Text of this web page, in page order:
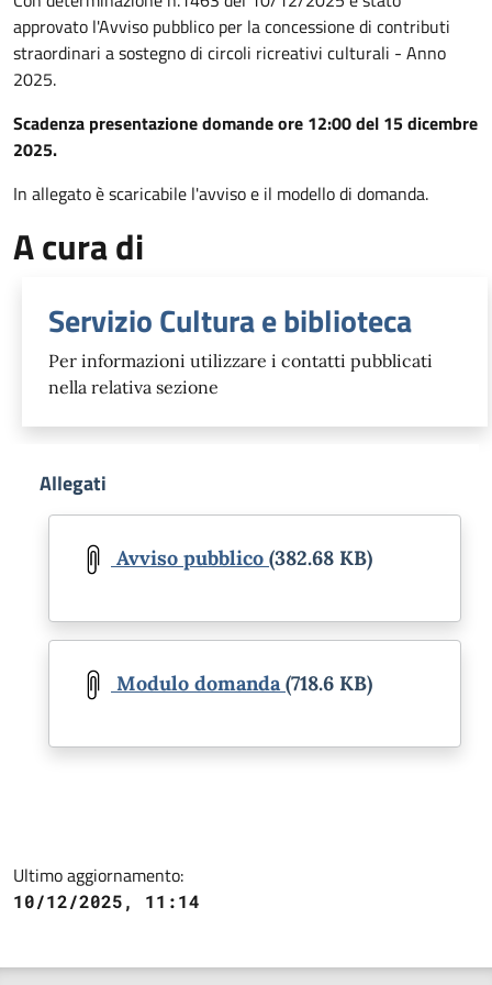
approvato l'Avviso pubblico per la concessione di contributi
straordinari a sostegno di circoli ricreativi culturali - Anno
2025.
Scadenza presentazione domande ore 12:00 del 15 dicembre
2025.
In allegato è scaricabile l'avviso e il modello di domanda.
A cura di
Servizio Cultura e biblioteca
Per informazioni utilizzare i contatti pubblicati
nella relativa sezione
Allegati
Avviso pubblico (382.68 KB)
Modulo domanda (718.6 KB)
Ultimo aggiornamento:
10/12/2025, 11:14